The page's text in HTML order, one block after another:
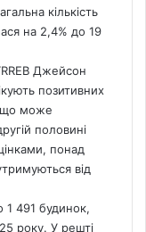
кількість
на 2,4% до 19
Джейсон
позитивних
що може
половині
понад
від
491 будинок,
року. У решті